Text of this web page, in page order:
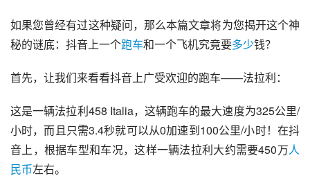
如果您曾经有过这种疑问，那么本篇文章将为您揭开这个神
秘的谜底：抖音上一个跑车和一个飞机究竟要多少钱？
首先，让我们来看看抖音上广受欢迎的跑车——法拉利：
这是一辆法拉利458 Italia，这辆跑车的最大速度为325公里/
小时，而且只需3.4秒就可以从0加速到100公里/小时！在抖
音上，根据车型和车况，这样一辆法拉利大约需要450万人
民币左右。